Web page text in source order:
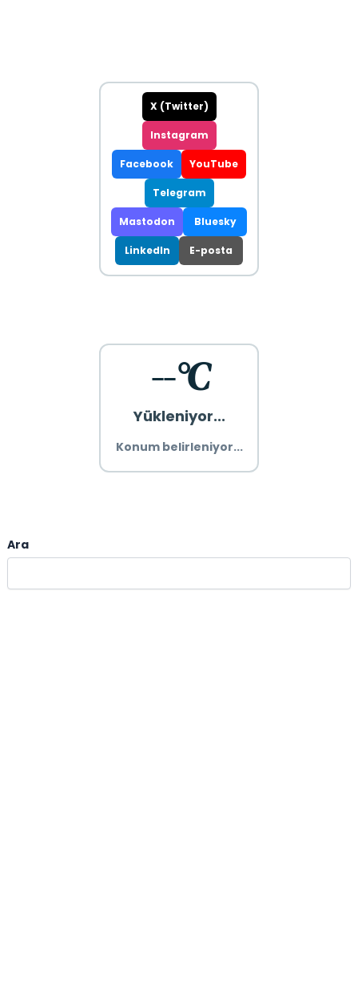
X (Twitter)
Instagram
Facebook YouTube
Telegram
Mastodon Bluesky
LinkedIn E-posta
--°C
Yükleniyor...
Konum belirleniyor...
Ara